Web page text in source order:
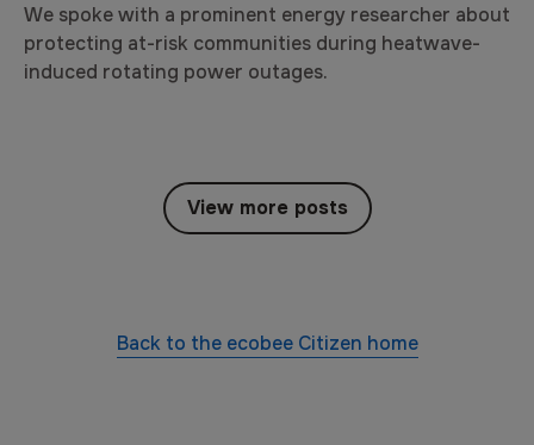
We spoke with a prominent energy researcher about
protecting at-risk communities during heatwave-
induced rotating power outages.
View more posts
Back to the ecobee Citizen home